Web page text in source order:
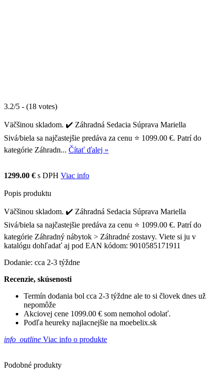
3.2/5 - (18 votes)
Väčšinou skladom. ✔️ Záhradná Sedacia Súprava Mariella
Sivá/biela sa najčastejšie predáva za cenu ⭐ 1099.00 €. Patrí do
kategórie Záhradn... Čítať ďalej »
1299.00 € s DPH Viac info
Popis produktu
Väčšinou skladom. ✔️ Záhradná Sedacia Súprava Mariella
Sivá/biela sa najčastejšie predáva za cenu ⭐ 1099.00 €. Patrí do
kategórie Záhradný nábytok > Záhradné zostavy. Viete si ju v
katalógu dohľadať aj pod EAN kódom: 9010585171911
Dodanie: cca 2-3 týždne
Recenzie, skúsenosti
Termín dodania bol cca 2-3 týždne ale to si človek dnes už
nepomôže
Akciovej cene 1099.00 € som nemohol odolať.
Podľa heureky najlacnejšie na moebelix.sk
info_outline Viac info o produkte
Podobné produkty